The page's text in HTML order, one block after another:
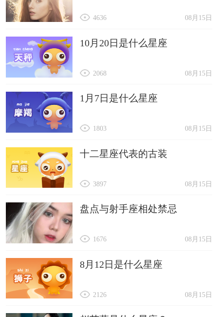
08月15日
4636
10月20日是什么星座
08月15日
2068
1月7日是什么星座
08月15日
1803
十二星座代表的古装
08月15日
3897
盘点与射手座相处禁忌
08月15日
1676
8月12日是什么星座
08月15日
2126